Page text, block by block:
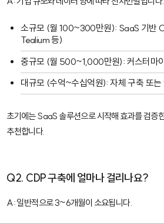
소규모 (월 100~300만원): SaaS 기반
Tealium 등)
중규모 (월 500~1,000만원): 커스터마
대규모 (수억~수십억원): 자체 구축 또는
초기에는 SaaS 솔루션으로 시작해 효과를 검증
추천합니다.
Q2. CDP 구축에 얼마나 걸리나요?
A: 일반적으로 3~6개월이 소요됩니다.